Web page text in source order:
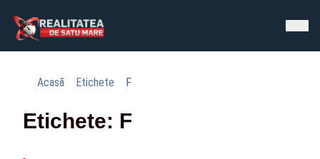
Acasă Etichete F
Etichete: F